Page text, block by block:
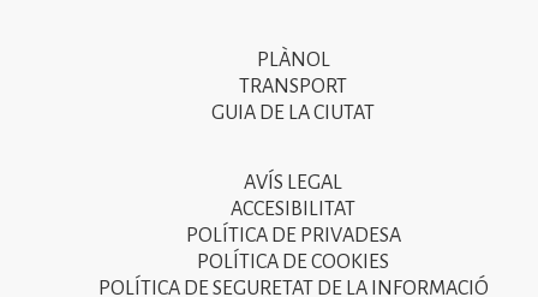
PLÀNOL
TRANSPORT
GUIA DE LA CIUTAT
AVÍS LEGAL
ACCESIBILITAT
POLÍTICA DE PRIVADESA
POLÍTICA DE COOKIES
POLÍTICA DE SEGURETAT DE LA INFORMACIÓ